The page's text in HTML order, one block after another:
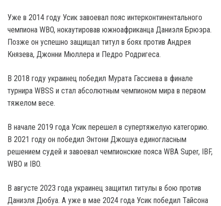
Уже в 2014 году Усик завоевал пояс интерконтинентального
чемпиона WBO, нокаутировав южноафриканца Даниэля Брюэра.
Позже он успешно защищал титул в боях против Андрея
Князева, Джонни Мюллера и Педро Родригеса.
В 2018 году украинец победил Мурата Гассиева в финале
турнира WBSS и стал абсолютным чемпионом мира в первом
тяжелом весе.
В начале 2019 года Усик перешел в супертяжелую категорию.
В 2021 году он победил Энтони Джошуа единогласным
решением судей и завоевал чемпионские пояса WBA Super, IBF,
WBO и IBO.
В августе 2023 года украинец защитил титулы в бою против
Даниэля Дюбуа. А уже в мае 2024 года Усик победил Тайсона